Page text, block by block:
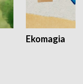
Ekomagia